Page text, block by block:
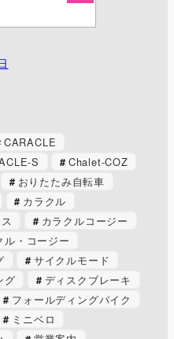
CARACLE
S
Chalet-COZ
おりたたみ自転車
カラクル
カラクルコージー
ル・コージー
サイクルモード
グ
ディスクブレーキ
フォールディングバイク
ミニベロ